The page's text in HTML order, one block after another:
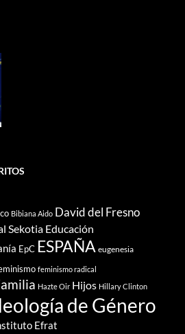
Bibiana Aido David del Fresno
Sekotia Educación
EpC ESPAÑA eugenesia
feminismo radical
Hazte Oir Hijos Hillary Clinton
de Género
Efrat